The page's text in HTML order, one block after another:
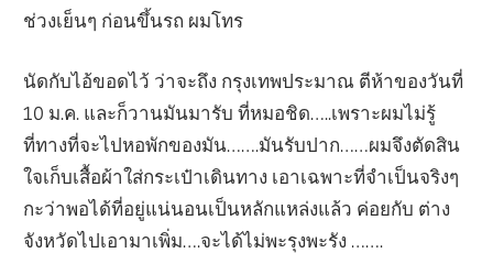
ช่วงเย็นๆ ก่อนขึ้นรถ ผมโทร
นัดกับไอ้ขอดไว้ ว่าจะถึง กรุงเทพประมาณ ตีห้าของวันที่
10 ม.ค. และก็วานมันมารับ ที่หมอชิด…..เพราะผมไม่รู้
ที่ทางที่จะไปหอพักของมัน…….มันรับปาก……ผมจึงตัดสิน
ใจเก็บเสื้อผ้าใส่กระเป๋าเดินทาง เอาเฉพาะที่จำเป็นจริงๆ
กะว่าพอได้ที่อยู่แน่นอนเป็นหลักแหล่งแล้ว ค่อยกับ ต่าง
จังหวัดไปเอามาเพิ่ม….จะได้ไม่พะรุงพะรัง …….